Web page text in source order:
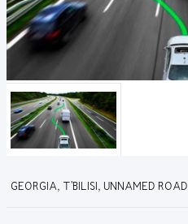
GEORGIA, T'BILISI, UNNAMED ROAD